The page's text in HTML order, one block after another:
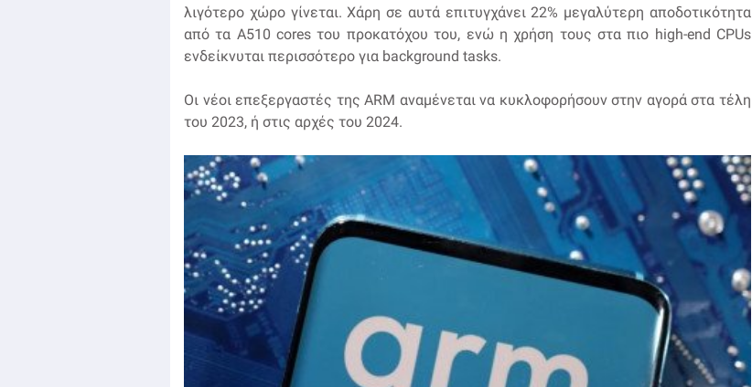
λιγότερο χώρο γίνεται. Χάρη σε αυτά επιτυγχάνει 22% μεγαλύτερη αποδοτικότητα
από τα A510 cores του προκατόχου του, ενώ η χρήση τους στα πιο high-end CPUs
ενδείκνυται περισσότερο για background tasks.
Οι νέοι επεξεργαστές της ARM αναμένεται να κυκλοφορήσουν στην αγορά στα τέλη
του 2023, ή στις αρχές του 2024.